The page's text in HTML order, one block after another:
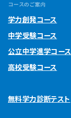
コースのご案内
学力創発コース
中学受験コース
公立中学進学コース
高校受験コース
無料学力診断テスト